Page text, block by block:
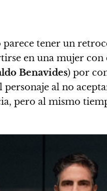
tener un
en una mujer con
Benavides) por
al no
pero al mismo